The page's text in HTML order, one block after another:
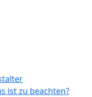
ist zu beachten?